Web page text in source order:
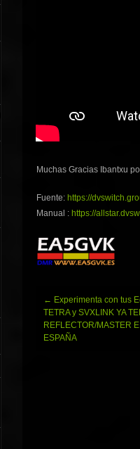
Muchas Gracias Ibantxu
Fuente: https://
Manual : https://
Navegación
de
entradas
← Experimenta con tus
TETRA y SVXLINK YA
REFLECTOR/MASTER
ESPAÑA